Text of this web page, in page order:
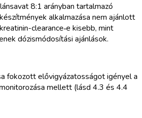
8:1 arányban tartalmazó
alkalmazása nem ajánlott
clearance‑e kisebb, mint
dózismódosítási ajánlások.
fokozott elővigyázatosságot igényel a
mellett (lásd 4.3 és 4.4